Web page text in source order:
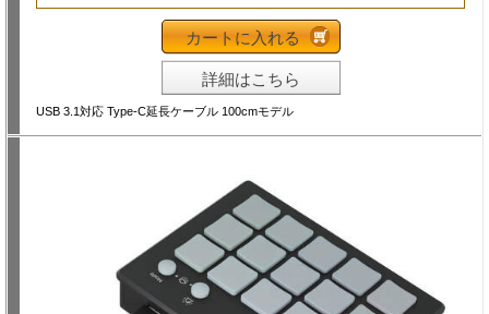
カートに入れる
詳細はこちら
USB 3.1対応 Type-C延長ケーブル 100cmモデル